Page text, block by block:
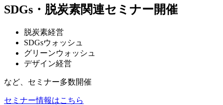
SDGs・脱炭素関連セミナー開催
脱炭素経営
SDGsウォッシュ
グリーンウォッシュ
デザイン経営
など、セミナー多数開催
セミナー情報はこちら